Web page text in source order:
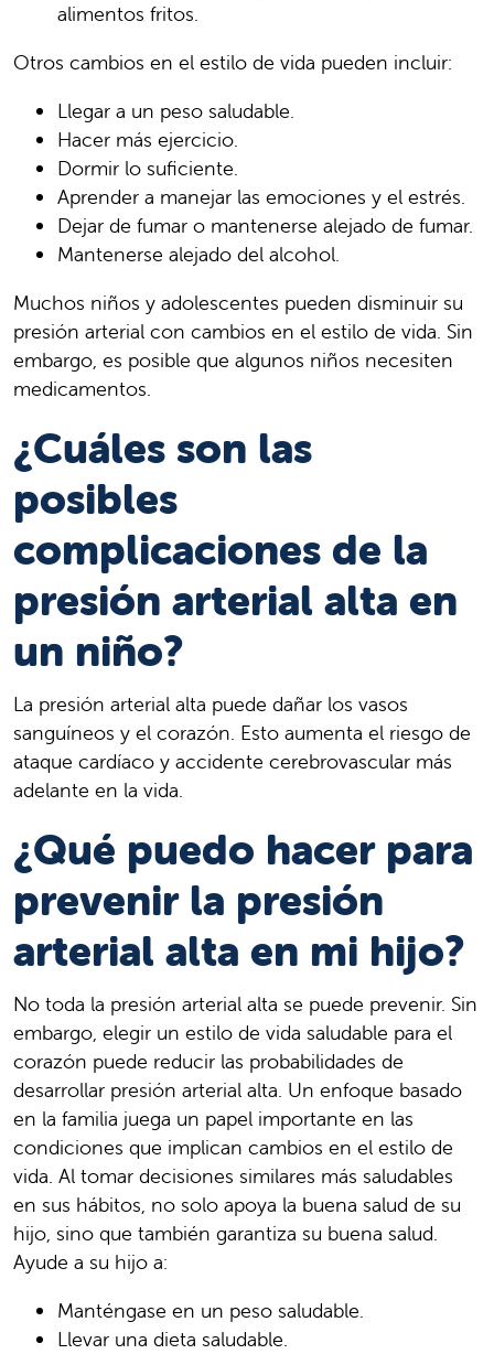
alimentos fritos.
Otros cambios en el estilo de vida pueden incluir:
Llegar a un peso saludable.
Hacer más ejercicio.
Dormir lo suficiente.
Aprender a manejar las emociones y el estrés.
Dejar de fumar o mantenerse alejado de fumar.
Mantenerse alejado del alcohol.
Muchos niños y adolescentes pueden disminuir su
presión arterial con cambios en el estilo de vida. Sin
embargo, es posible que algunos niños necesiten
medicamentos.
¿Cuáles son las
posibles
complicaciones de la
presión arterial alta en
un niño?
La presión arterial alta puede dañar los vasos
sanguíneos y el corazón. Esto aumenta el riesgo de
ataque cardíaco y accidente cerebrovascular más
adelante en la vida.
¿Qué puedo hacer para
prevenir la presión
arterial alta en mi hijo?
No toda la presión arterial alta se puede prevenir. Sin
embargo, elegir un estilo de vida saludable para el
corazón puede reducir las probabilidades de
desarrollar presión arterial alta. Un enfoque basado
en la familia juega un papel importante en las
condiciones que implican cambios en el estilo de
vida. Al tomar decisiones similares más saludables
en sus hábitos, no solo apoya la buena salud de su
hijo, sino que también garantiza su buena salud.
Ayude a su hijo a:
Manténgase en un peso saludable.
Llevar una dieta saludable.